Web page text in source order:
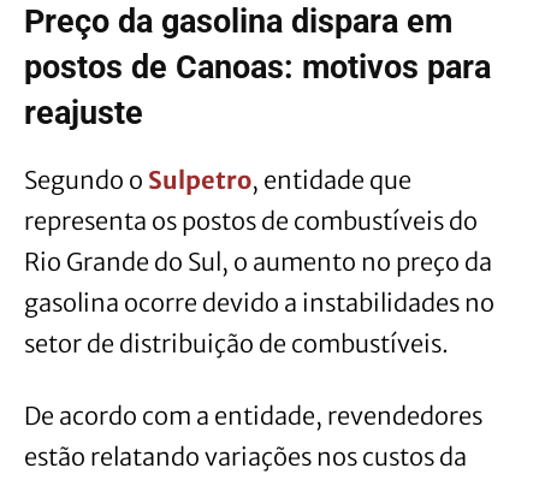
Preço da gasolina dispara em
postos de Canoas: motivos para
reajuste
Segundo o Sulpetro, entidade que
representa os postos de combustíveis do
Rio Grande do Sul, o aumento no preço da
gasolina ocorre devido a instabilidades no
setor de distribuição de combustíveis.
De acordo com a entidade, revendedores
estão relatando variações nos custos da